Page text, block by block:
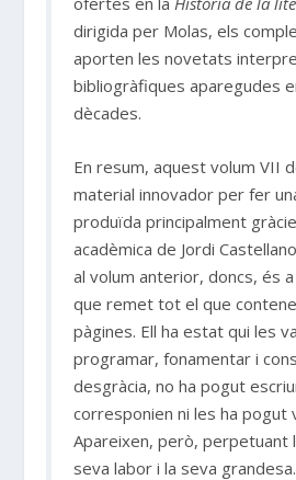
dirigida per Molas, els
aporten les novetats
bibliogràfiques aparegudes
dècades.
En resum, aquest volum VII
material innovador per fer
produïda principalment
acadèmica de Jordi
al volum anterior, doncs, és
que remet tot el que
pàgines. Ell ha estat qui les
programar, fonamentar i
desgràcia, no ha pogut
corresponien ni les ha pogut
Apareixen, però, perpetuant
seva labor i la seva